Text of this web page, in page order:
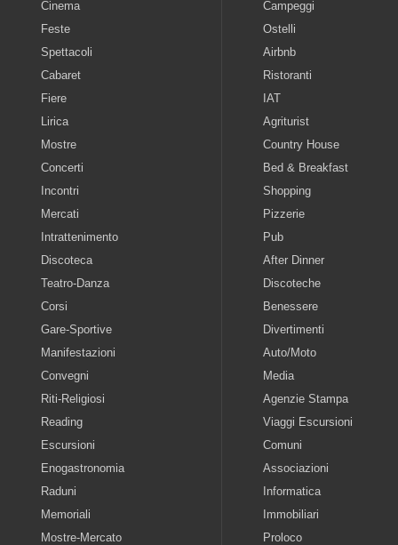
Cinema
Feste
Spettacoli
Cabaret
Fiere
Lirica
Mostre
Concerti
Incontri
Mercati
Intrattenimento
Discoteca
Teatro-Danza
Corsi
Gare-Sportive
Manifestazioni
Convegni
Riti-Religiosi
Reading
Escursioni
Enogastronomia
Raduni
Memoriali
Mostre-Mercato
Campeggi
Ostelli
Airbnb
Ristoranti
IAT
Agriturist
Country House
Bed & Breakfast
Shopping
Pizzerie
Pub
After Dinner
Discoteche
Benessere
Divertimenti
Auto/Moto
Media
Agenzie Stampa
Viaggi Escursioni
Comuni
Associazioni
Informatica
Immobiliari
Proloco